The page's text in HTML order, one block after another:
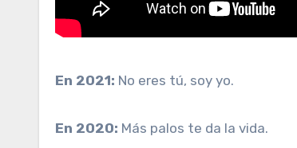
En 2021: No eres tú, soy yo.
En 2020: Más palos te da la vida.